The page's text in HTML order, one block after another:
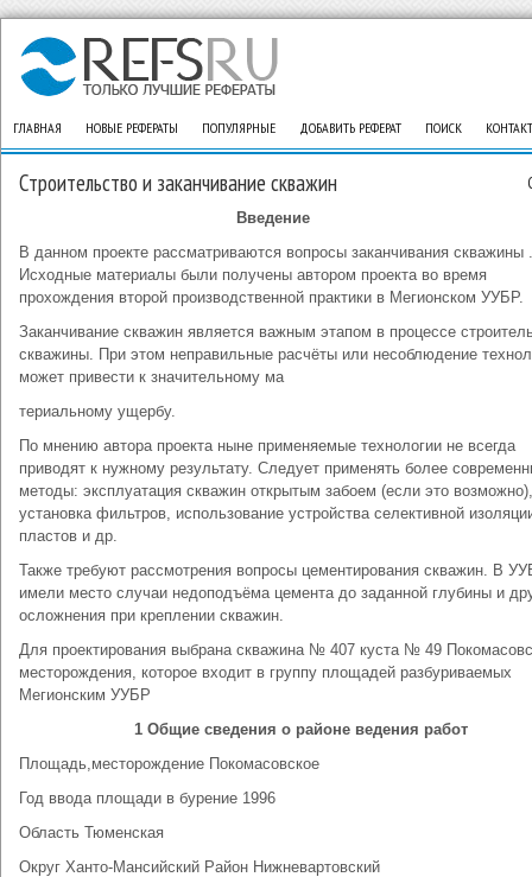
ГЛАВНАЯ НОВЫЕ РЕФЕРАТЫ ПОПУЛЯРНЫЕ ДОБАВИТЬ РЕФЕРАТ ПОИСК
Строительство и заканчивание скважин
Введение
В данном проекте рассматриваются вопросы заканчивания скважины .
Исходные материалы были получены автором проекта во время
прохождения второй производственной практики в Мегионском УУБР.
Заканчивание скважин является важным этапом в процессе
скважины. При этом неправильные расчёты или несоблюдение
может привести к значительному ма
териальному ущербу.
По мнению автора проекта ныне применяемые технологии не всегда
приводят к нужному результату. Следует применять более
методы: эксплуатация скважин открытым забоем (если это возможно),
установка фильтров, использование устройства селективной
пластов и др.
Также требуют рассмотрения вопросы цементирования скважин. В
имели место случаи недоподъёма цемента до заданной глубины и
осложнения при креплении скважин.
Для проектирования выбрана скважина № 407 куста № 49
месторождения, которое входит в группу площадей разбуриваемых
Мегионским УУБР
1 Общие сведения о районе ведения работ
Площадь,месторождение Покомасовское
Год ввода площади в бурение 1996
Область Тюменская
Округ Ханто-Мансийский Район Нижневартовский